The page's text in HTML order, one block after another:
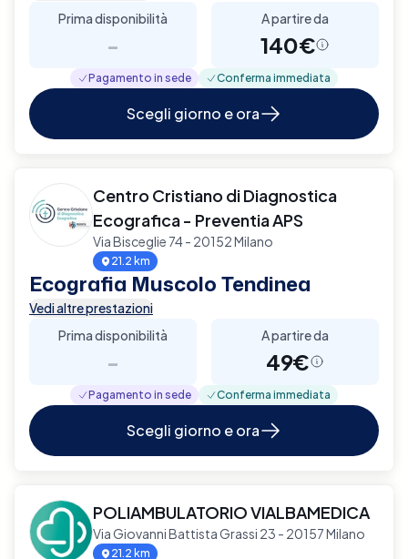
Prima disponibilità
-
A partire da
140€
Pagamento in sede Conferma immediata
Scegli giorno e ora
Centro Cristiano di Diagnostica
Ecografica - Preventia APS
Via Bisceglie 74 - 20152 Milano
21.2 km
Ecografia Muscolo Tendinea
Vedi altre prestazioni
Prima disponibilità
-
A partire da
49€
Pagamento in sede Conferma immediata
Scegli giorno e ora
POLIAMBULATORIO VIALBAMEDICA
Via Giovanni Battista Grassi 23 - 20157 Milano
21.2 km